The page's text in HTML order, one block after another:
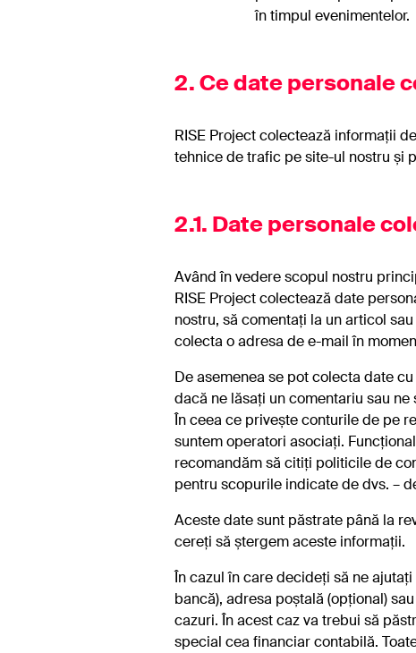
în timpul evenimentelor.
2. Ce date personale
RISE Project colectează informații
tehnice de trafic pe site-ul nostru și
2.1. Date personale
Având în vedere scopul nostru
RISE Project colectează date
nostru, să comentați la un articol
colecta o adresa de e-mail în
De asemenea se pot colecta date
dacă ne lăsați un comentariu sau
În ceea ce privește conturile de pe
suntem operatori asociați.
recomandăm să citiți politicile de
pentru scopurile indicate de dvs. –
Aceste date sunt păstrate până la
cereți să ștergem aceste informații.
În cazul în care decideți să ne
bancă), adresa poștală (opțional)
cazuri. În acest caz va trebui să
special cea financiar contabilă.